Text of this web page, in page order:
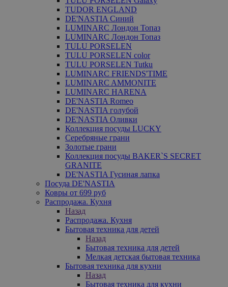
TUDOR ENGLAND
DE'NASTIA Синий
LUMINARC Лондон Топаз
LUMINARC Лондон Топаз
TULU PORSELEN
TULU PORSELEN color
TULU PORSELEN Tutku
LUMINARC FRIENDS'TIME
LUMINARC AMMONITE
LUMINARC HARENA
DE'NASTIA Romeo
DE'NASTIA голубой
DE'NASTIA Оливки
Коллекция посуды LUCKY
Серебряные грани
Золотые грани
Коллекция посуды BAKER`S SECRET
GRANITE
DE'NASTIA Гусиная лапка
Посуда DE'NASTIA
Ковры от 699 руб
Распродажа. Кухня
Назад
Распродажа. Кухня
Бытовая техника для детей
Назад
Бытовая техника для детей
Мелкая детская бытовая техника
Бытовая техника для кухни
Назад
Бытовая техника для кухни